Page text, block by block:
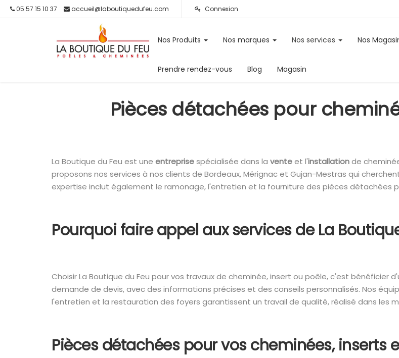
05 57 15 10 37 accueil@laboutiquedufeu.com Connexion
Nos Produits Nos marques Nos services Nos
Prendre rendez-vous Blog Magasin
Pièces détachées pour
La Boutique du Feu est une entreprisespécialisée dans la venteet l'installationde
proposons nos services à nos clients de Bordeaux, Mérignac et Gujan-Mestras qui
expertise inclut également le ramonage, l'entretien et la fourniture des pièces détachées
Pourquoi faire appel aux services de La
Choisir La Boutique du Feu pour vos travaux de cheminée, insert ou poêle, c'est
demande de devis, avec des informations précises et des conseils personnalisés. Nos
l'entretien et la restauration des foyers garantissent un travail de qualité, réalisé dans les
Pièces détachées pour vos cheminées, inserts